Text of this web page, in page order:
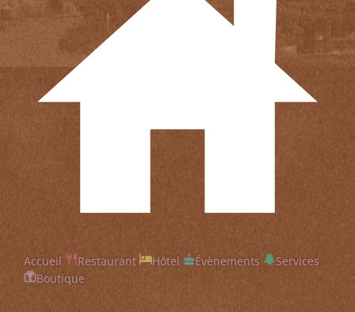
Accueil Restaurant Hôtel Évènements
Services
Boutique